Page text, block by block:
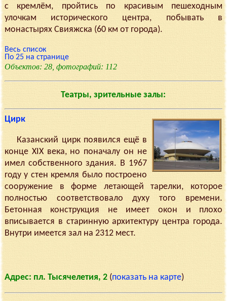
с кремлём, пройтись по красивым пешеходным
улочкам исторического центра, побывать в
монастырях Свияжска (60 км от города).
Весь список
По 25 на странице
Объектов: 28, фотографий: 112
Театры, зрительные залы:
Цирк
Казанский цирк появился ещё в
конце XIX века, но поначалу он не
имел собственного здания. В 1967
году у стен кремля было построено
сооружение в форме летающей тарелки, которое
полностью соответствовало духу того времени.
Бетонная конструкция не имеет окон и плохо
вписывается в старинную архитектуру центра города.
Внутри имеется зал на 2312 мест.
Адрес: пл. Тысячелетия, 2(показать на карте)